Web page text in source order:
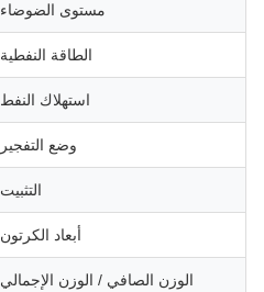
مستوى الضوضاء
الطاقة النفطية
استهلاك النفط
وضع التفجير
التثبيت
أبعاد الكرتون
الوزن الصافي / الوزن الإجمالي